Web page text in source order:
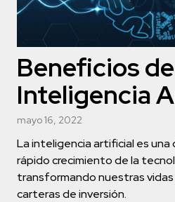
Beneficios
Inteligencia
mayo 16, 2022
La inteligencia artificial es una
rápido crecimiento de la
transformando nuestras
carteras de inversión.